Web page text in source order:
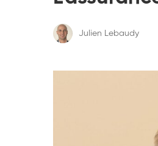
Julien Lebaudy